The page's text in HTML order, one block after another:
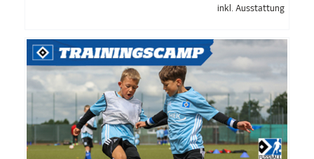
inkl. Ausstattung